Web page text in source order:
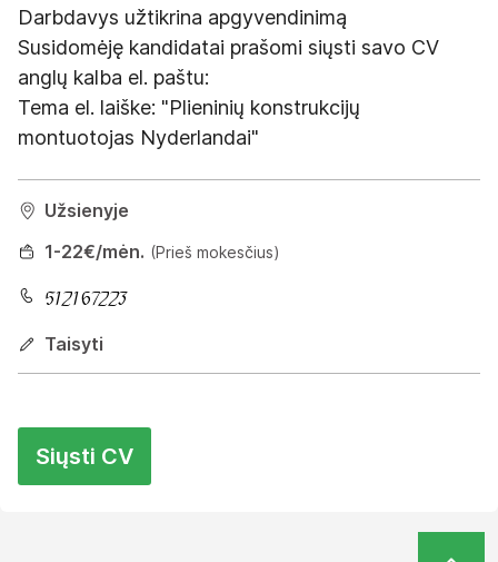
Darbdavys užtikrina apgyvendinimą
Susidomėję kandidatai prašomi siųsti savo CV
anglų kalba el. paštu:
Tema el. laiške: "Plieninių konstrukcijų
montuotojas Nyderlandai"
Užsienyje
1-22€/mėn. (Prieš mokesčius)
Taisyti
Siųsti CV